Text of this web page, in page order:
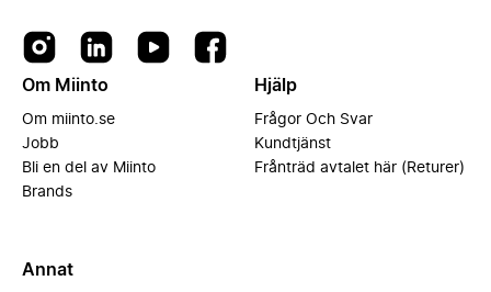
Om Miinto
Om miinto.se
Jobb
Bli en del av Miinto
Brands
Hjälp
Frågor Och Svar
Kundtjänst
Frånträd avtalet här (Returer)
Annat